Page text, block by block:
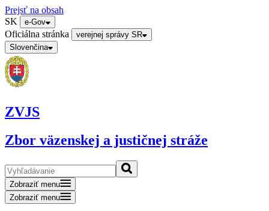
Prejsť na obsah
SK
e-Gov
Oficiálna stránka
verejnej správy SR
Slovenčina
ZVJS
Zbor väzenskej a justičnej stráže
Zobraziť menu
Zobraziť menu